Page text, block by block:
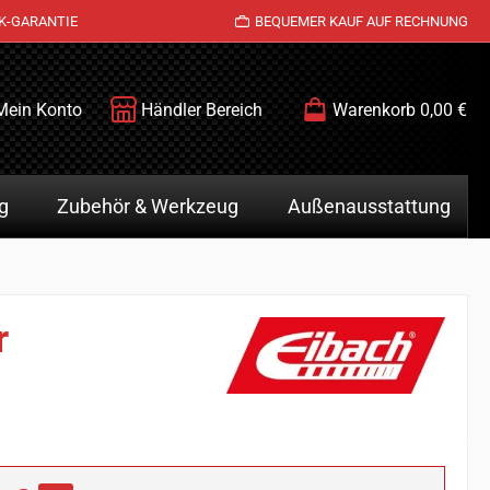
GARANTIE BEQUEMER KAUF AUF RECHNUNG
Konto Händler Bereich Warenkorb 0,00 €
Zubehör & Werkzeug Außenausstattung